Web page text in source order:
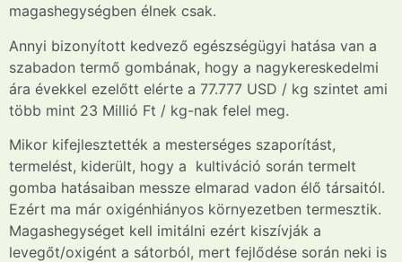
magashegységben élnek csak.
Annyi bizonyított kedvező egészségügyi hatása van a
szabadon termő gombának, hogy a nagykereskedelmi
ára évekkel ezelőtt elérte a 77.777 USD / kg szintet ami
több mint 23 Millió Ft / kg-nak felel meg.
Mikor kifejlesztették a mesterséges szaporítást,
termelést, kiderült, hogy a kultiváció során termelt
gomba hatásaiban messze elmarad vadon élő társaitól.
Ezért ma már oxigénhiányos környezetben termesztik.
Magashegységet kell imitálni ezért kiszívják a
levegőt/oxigént a sátorból, mert fejlődése során neki is